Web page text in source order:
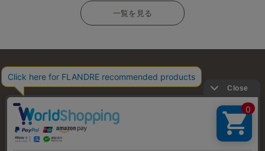
一覧を見る
お問い合わせ 利用規約 プライバシーポリシー
特定商取引・古物営業法に基づく表示